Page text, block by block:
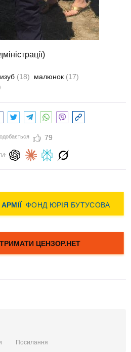
(18) малюнок (17)
79
Посилання